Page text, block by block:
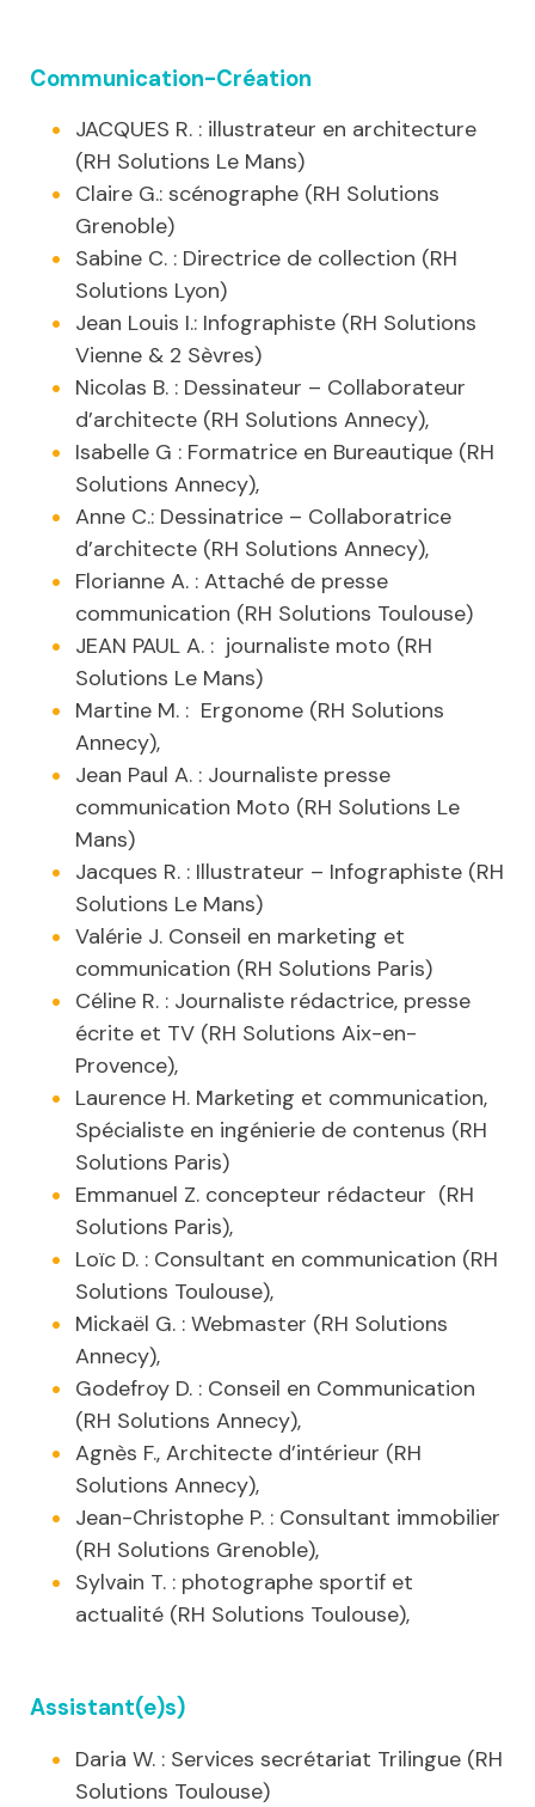
Communication-Création
JACQUES R. : illustrateur en architecture
(RH Solutions Le Mans)
Claire G.: scénographe (RH Solutions
Grenoble)
Sabine C. : Directrice de collection (RH
Solutions Lyon)
Jean Louis I.: Infographiste (RH Solutions
Vienne & 2 Sèvres)
Nicolas B. : Dessinateur – Collaborateur
d’architecte (RH Solutions Annecy),
Isabelle G : Formatrice en Bureautique (RH
Solutions Annecy),
Anne C.: Dessinatrice – Collaboratrice
d’architecte (RH Solutions Annecy),
Florianne A. : Attaché de presse
communication (RH Solutions Toulouse)
JEAN PAUL A. : journaliste moto (RH
Solutions Le Mans)
Martine M. : Ergonome (RH Solutions
Annecy),
Jean Paul A. : Journaliste presse
communication Moto (RH Solutions Le
Mans)
Jacques R. : Illustrateur – Infographiste (RH
Solutions Le Mans)
Valérie J. Conseil en marketing et
communication (RH Solutions Paris)
Céline R. : Journaliste rédactrice, presse
écrite et TV (RH Solutions Aix-en-
Provence),
Laurence H. Marketing et communication,
Spécialiste en ingénierie de contenus (RH
Solutions Paris)
Emmanuel Z. concepteur rédacteur (RH
Solutions Paris),
Loïc D. : Consultant en communication (RH
Solutions Toulouse),
Mickaël G. : Webmaster (RH Solutions
Annecy),
Godefroy D. : Conseil en Communication
(RH Solutions Annecy),
Agnès F., Architecte d’intérieur (RH
Solutions Annecy),
Jean-Christophe P. : Consultant immobilier
(RH Solutions Grenoble),
Sylvain T. : photographe sportif et
actualité (RH Solutions Toulouse),
Assistant(e)s)
Daria W. : Services secrétariat Trilingue (RH
Solutions Toulouse)